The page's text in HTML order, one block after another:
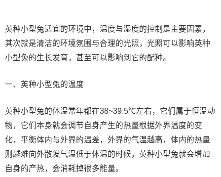
英种小型兔适宜的环境中，温度与湿度的控制是主要因素，
其次就是清洁的环境氛围与合理的光照，光照可以影响英种
小型兔的生长发育，甚至可以影响到它的配种。
一、英种小型兔的温度
英种小型兔的体温常年都在38~39.5℃左右，它们属于恒温动
物，它们本身就会调节自身产生的热量根据外界温度的变
化，平衡体内与外界的温差，外界的气温越高，体内的热量
则越难向外散发气温低于体温的时候，英种小型兔就会增加
自身的产热，会消耗掉很多能量。